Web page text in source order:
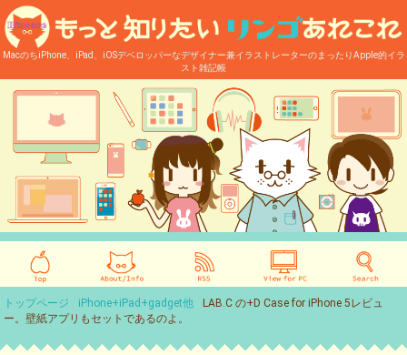
MacのちiPhone、iPad、iOSデベロッパーなデザイナー兼イラストレーターのまったりApple的イラ
スト雑記帳
トップページ iPhone+iPad+gadget他
LAB.C の+D Case for iPhone 5レビュ
ー。壁紙アプリもセットであるのよ。